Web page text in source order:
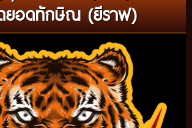
ยอดทักษิณ (ยีราฟ)